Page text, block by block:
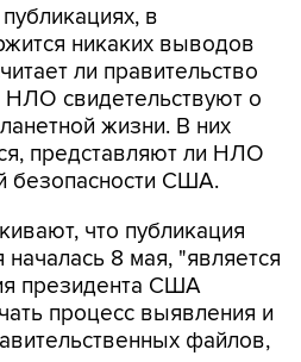
ли правительство
свидетельствуют о
жизни. В них
представляют ли НЛО
безопасности США.
что публикация
президента США
процесс выявления и
файлов,
аномальными
обеспечения полной